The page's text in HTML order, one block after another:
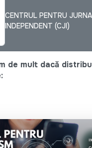
CENTRUL PENTRU
INDEPENDENT (CJI)
de mult dacă